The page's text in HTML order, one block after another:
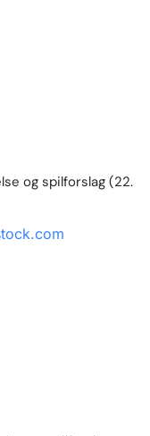
og spilforslag (22.